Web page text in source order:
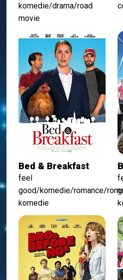
komedie/drama/road
movie
Bed & Breakfast
feel
good/komedie/romance/
komedie